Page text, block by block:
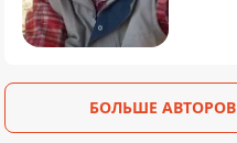
БОЛЬШЕ АВТОРОВ